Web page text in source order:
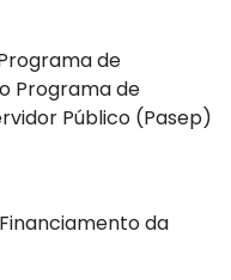
de
Programa de
Público (Pasep)
da